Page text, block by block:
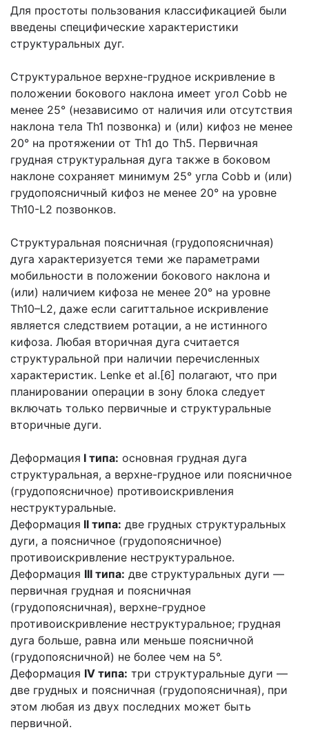
Для простоты пользования классификацией были
введены специфические характеристики
структуральных дуг.
Структуральное верхне-грудное искривление в
положении бокового наклона имеет угол Cobb не
менее 25° (независимо от наличия или отсутствия
наклона тела Th1 позвонка) и (или) кифоз не менее
20° на протяжении от Th1 до Th5. Первичная
грудная структуральная дуга также в боковом
наклоне сохраняет минимум 25° угла Cobb и (или)
грудопоясничный кифоз не менее 20° на уровне
Th10-L2 позвонков.
Структуральная поясничная (грудопоясничная)
дуга характеризуется теми же параметрами
мобильности в положении бокового наклона и
(или) наличием кифоза не менее 20° на уровне
Th10–L2, даже если сагиттальное искривление
является следствием ротации, а не истинного
кифоза. Любая вторичная дуга считается
структуральной при наличии перечисленных
характеристик. Lenke et al.[6] полагают, что при
планировании операции в зону блока следует
включать только первичные и структуральные
вторичные дуги.
Деформация I типа: основная грудная дуга
структуральная, а верхне-грудное или поясничное
(грудопоясничное) противоискривления
неструктуральные.
Деформация II типа: две грудных структуральных
дуги, а поясничное (грудопоясничное)
противоискривление неструктуральное.
Деформация III типа: две структуральных дуги —
первичная грудная и поясничная
(грудопоясничная), верхне-грудное
противоискривление неструктуральное; грудная
дуга больше, равна или меньше поясничной
(грудопоясничной) не более чем на 5°.
Деформация IV типа: три структуральные дуги —
две грудных и поясничная (грудопоясничная), при
этом любая из двух последних может быть
первичной.